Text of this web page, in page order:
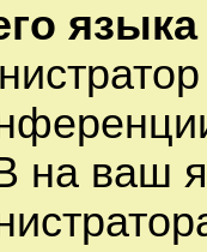
на ваш